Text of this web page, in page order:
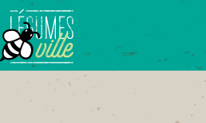
Skip
to
content